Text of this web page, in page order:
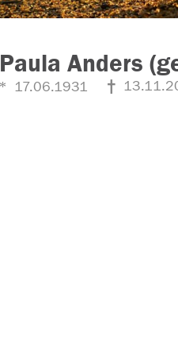
Paula Anders
17.06.1931